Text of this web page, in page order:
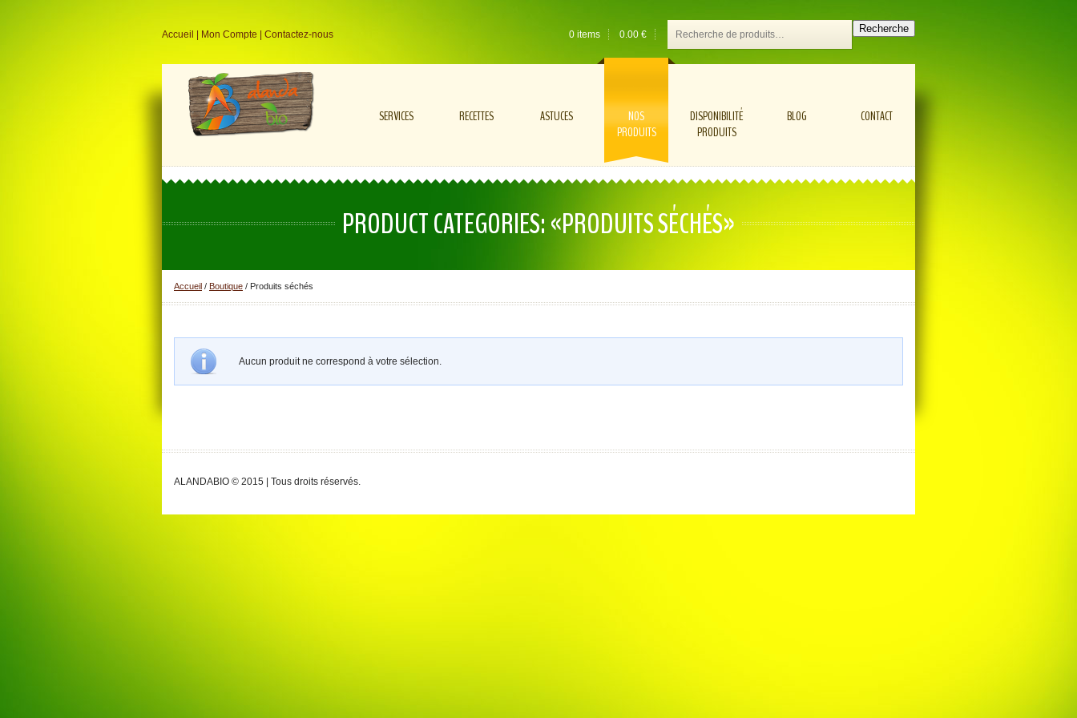
0 items 0.00 € Recherche
Accueil Mon Compte Contactez-nous
SERVICES RECETTES ASTUCES
NOS
PRODUITS
DISPONIBILITÉ
PRODUITS
BLOG CONTACT
PRODUCT CATEGORIES: «PRODUITS SÉCHÉS»
Accueil / Boutique / Produits séchés
Aucun produit ne correspond à votre sélection.
ALANDABIO © 2015 | Tous droits réservés.